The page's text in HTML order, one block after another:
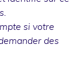
si votre
des